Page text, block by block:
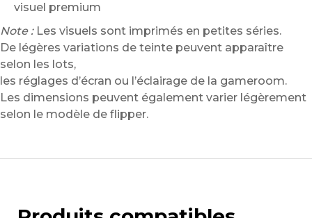
visuel premium
Note :Les visuels sont imprimés en petites séries.
De légères variations de teinte peuvent apparaître
selon les lots,
les réglages d’écran ou l’éclairage de la gameroom.
Les dimensions peuvent également varier légèrement
selon le modèle de flipper.